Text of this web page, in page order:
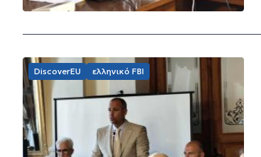
DiscoverEU ελληνικό FBI